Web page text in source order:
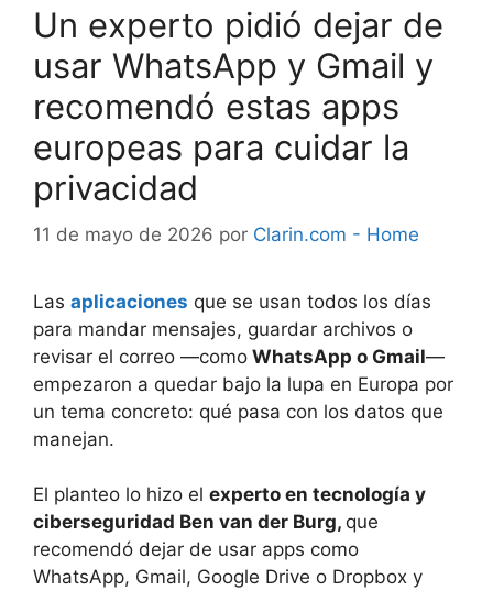
Un experto pidió dejar de
usar WhatsApp y Gmail y
recomendó estas apps
europeas para cuidar la
privacidad
11 de mayo de 2026 por Clarin.com - Home
Las aplicaciones que se usan todos los días
para mandar mensajes, guardar archivos o
revisar el correo —como WhatsApp o Gmail—
empezaron a quedar bajo la lupa en Europa por
un tema concreto: qué pasa con los datos que
manejan.
El planteo lo hizo el experto en tecnología y
ciberseguridad Ben van der Burg, que
recomendó dejar de usar apps como
WhatsApp, Gmail, Google Drive o Dropbox y